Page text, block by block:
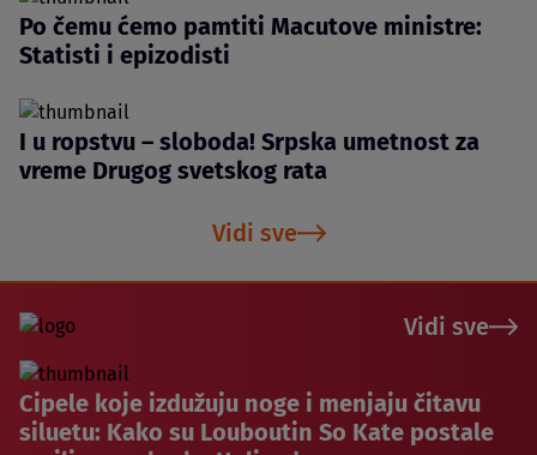
Po čemu ćemo pamtiti Macutove ministre:
Statisti i epizodisti
I u ropstvu – sloboda! Srpska umetnost za
vreme Drugog svetskog rata
Vidi sve
Vidi sve
Cipele koje izdužuju noge i menjaju čitavu
siluetu: Kako su Louboutin So Kate postale